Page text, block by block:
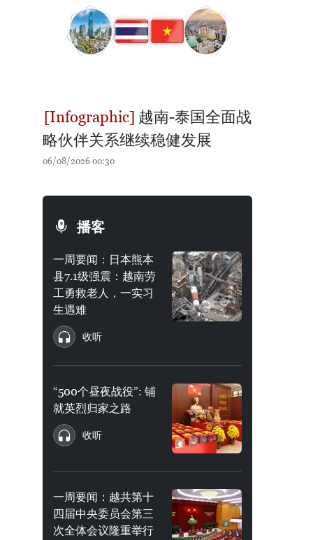
越南-泰国全面战
略伙伴关系继续稳健发展
06/08/2026 00:30
播客
一周要闻：日本熊本
县7.1级强震：越南劳
工勇救老人，一实习
生遇难
收听
“500个昼夜战役”: 铺
就英烈归家之路
收听
一周要闻：越共第十
四届中央委员会第三
次全体会议隆重举行